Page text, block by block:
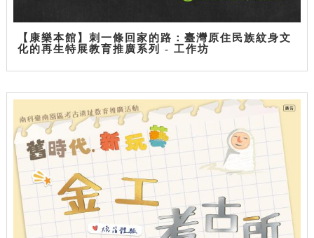
【康樂本館】刺一條回家的路：臺灣原住民族紋身文
化的再生特展教育推廣系列 - 工作坊